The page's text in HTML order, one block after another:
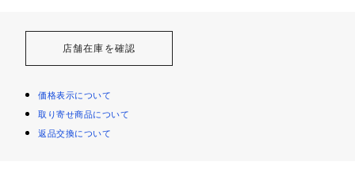
店舗在庫を確認
価格表示について
取り寄せ商品について
返品交換について